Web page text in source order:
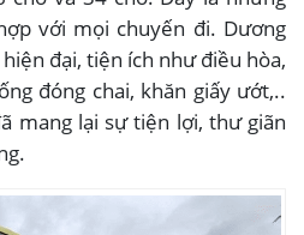
với mọi chuyến đi. Dương
đại, tiện ích như điều hòa,
đóng chai, khăn giấy ướt,..
mang lại sự tiện lợi, thư giãn